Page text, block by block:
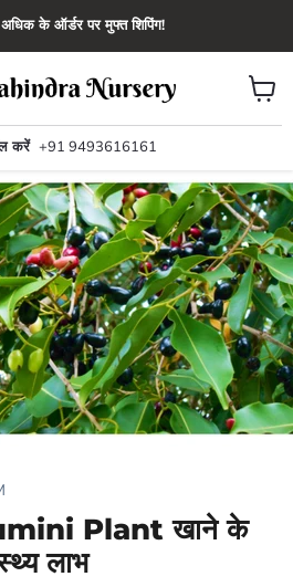
के ऑर्डर पर मुफ्त शिपिंग!
करें +91 9493616161
कार्ट
देंखे
Plant खाने के
लाभ